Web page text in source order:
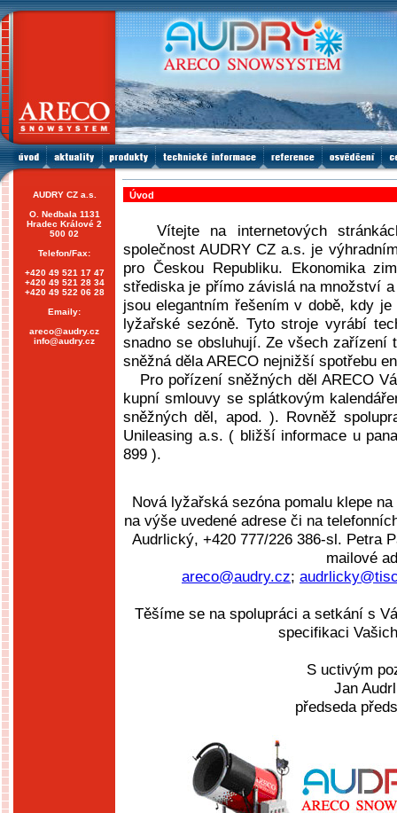
AUDRY CZ a.s.
O. Nedbala 1131
Hradec Králové 2
500 02
Telefon/Fax:
+420 49 521 17 47
+420 49 521 28 34
+420 49 522 06 28
Emaily:
areco@audry.cz
info@audry.cz
Úvod
Vítejte na internetových
společnost AUDRY CZ a.s. je
pro Českou Republiku. Ekonomika
střediska je přímo závislá na množství
jsou elegantním řešením v době, kdy
lyžařské sezóně. Tyto stroje vyrábí
snadno se obsluhují. Ze všech zařízení
sněžná děla ARECO nejnižší spotřebu
Pro pořízení sněžných děl ARECO
kupní smlouvy se splátkovým
sněžných děl, apod. ). Rovněž
Unileasing a.s. ( bližší informace u
899 ).
Nová lyžařská sezóna pomalu klepe
na výše uvedené adrese či na
Audrlický, +420 777/226 386-sl. Petra
mailové
areco@audry.cz;
Těšíme se na spolupráci a setkání s
specifikaci
S uctivým
Jan
předseda